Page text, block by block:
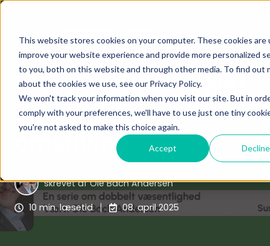
This website stores cookies on your computer. These cookies are
improve your website experience and provide more personalized
to you, both on this website and through other media. To find out
about the cookies we use, see our Privacy Policy.
We won't track your information when you visit our site. But in
comply with your preferences, we'll have to use just one tiny
you're not asked to make this choice again.
Accept Decline
Bæredygtig forretningsudvikling
Dobbelt Væsentlighed
ISO og CSRD driver
en effektiv
omstilling
skrevet afOle Bach Andersen
10 min. læsetid
08. april 2025